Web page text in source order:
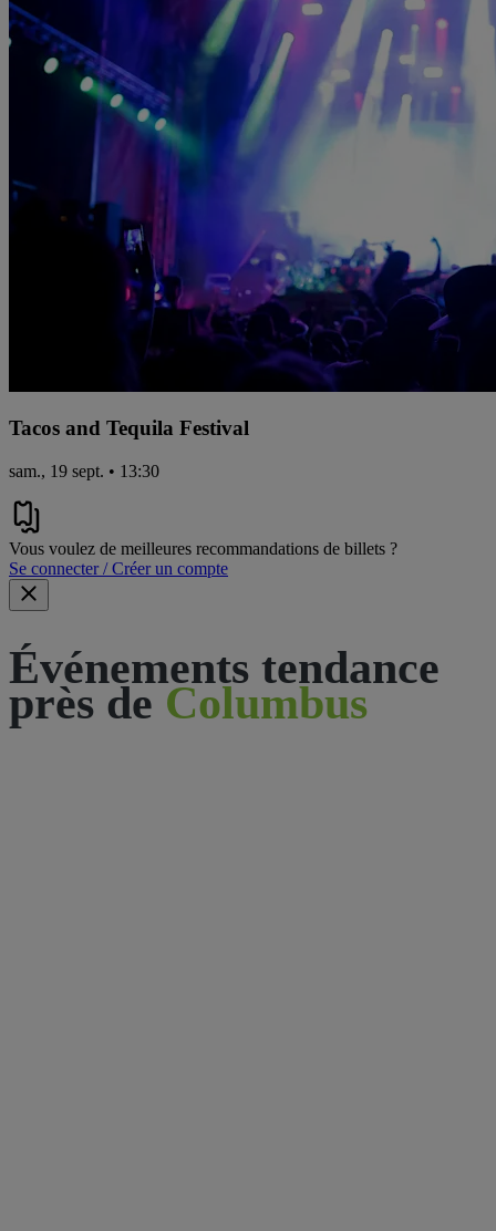
Tacos and Tequila Festival
sam., 19 sept. • 13:30
Vous voulez de meilleures recommandations de billets ?
Se connecter / Créer un compte
Événements tendance
près de Columbus